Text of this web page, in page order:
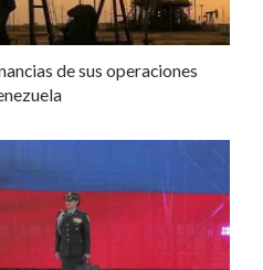
de sus operaciones